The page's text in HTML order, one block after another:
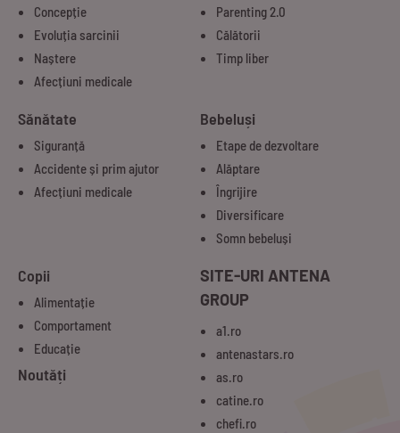
Concepție
Evoluția sarcinii
Naștere
Afecțiuni medicale
Parenting 2.0
Călătorii
Timp liber
Sănătate
Siguranță
Accidente și prim ajutor
Afecțiuni medicale
Bebeluși
Etape de dezvoltare
Alăptare
Îngrijire
Diversificare
Somn bebeluși
Copii
Alimentație
Comportament
Educație
Noutăți
SITE-URI ANTENA
GROUP
a1.ro
antenastars.ro
as.ro
catine.ro
chefi.ro